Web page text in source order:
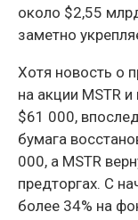
около $2,55
заметно
Хотя новость о
на акции MSTR
$61 000,
бумага
000, а MSTR
предторгах. С
более 34% на